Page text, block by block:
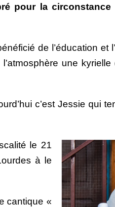
pour la
de l’éducation et
une kyrielle
c’est Jessie qui
le 21
à le
cantique «